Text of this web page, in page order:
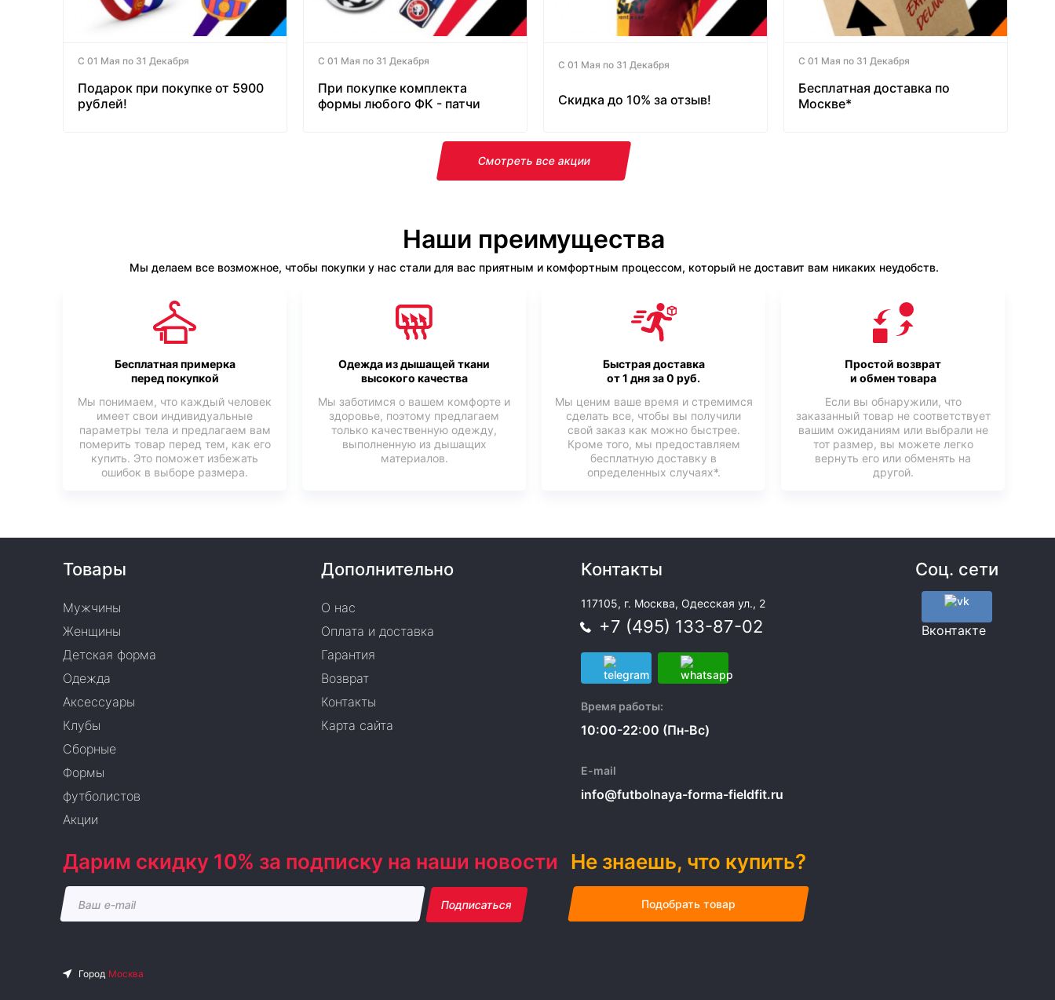
С 01 Мая по 31 Декабря
Подарок при покупке от 5900
рублей!
С 01 Мая по 31 Декабря
При покупке комплекта
формы любого ФК - патчи
С 01 Мая по 31 Декабря
Скидка до 10% за отзыв!
С 01 Мая по 31 Декабря
Бесплатная доставка по
Москве*
Смотреть все акции
Наши преимущества
Мы делаем все возможное, чтобы покупки у нас стали для вас приятным и комфортным процессом, который не доставит вам никаких неудобств.
Бесплатная примерка
перед покупкой
Мы понимаем, что каждый человек
имеет свои индивидуальные
параметры тела и предлагаем вам
померить товар перед тем, как его
купить. Это поможет избежать
ошибок в выборе размера.
Одежда из дышащей ткани
высокого качества
Мы заботимся о вашем комфорте и
здоровье, поэтому предлагаем
только качественную одежду,
выполненную из дышащих
материалов.
Быстрая доставка
от 1 дня за 0 руб.
Мы ценим ваше время и стремимся
сделать все, чтобы вы получили
свой заказ как можно быстрее.
Кроме того, мы предоставляем
бесплатную доставку в
определенных случаях*.
Простой возврат
и обмен товара
Если вы обнаружили, что
заказанный товар не соответствует
вашим ожиданиям или выбрали не
тот размер, вы можете легко
вернуть его или обменять на
другой.
Товары
Мужчины
Женщины
Детская форма
Одежда
Аксессуары
Клубы
Сборные
Формы
футболистов
Акции
Дополнительно
О нас
Оплата и доставка
Гарантия
Возврат
Контакты
Карта сайта
Контакты
117105, г. Москва, Одесская ул., 2
+7 (495) 133-87-02
Время работы:
10:00-22:00 (Пн-Вс)
E-mail
info@futbolnaya-forma-fieldfit.ru
Соц. сети
Вконтакте
Дарим скидку 10% за подписку на наши новости
Подписаться
Не знаешь, что купить?
Подобрать товар